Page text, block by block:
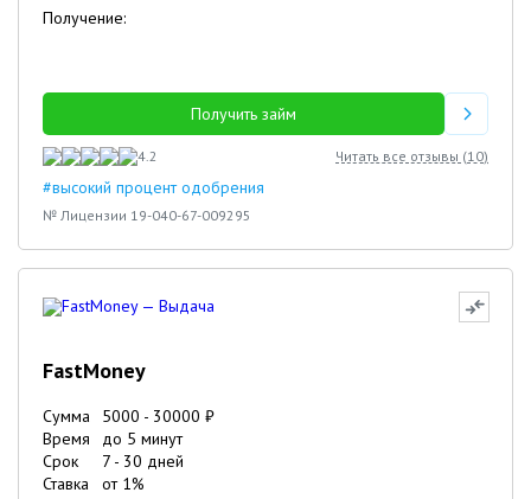
Получение:
Получить займ
4.2 Читать все отзывы (10)
#высокий процент одобрения
№ Лицензии 19-040-67-009295
FastMoney
Сумма 5000 - 30000 ₽
Время
до 5 минут
Срок
7 - 30 дней
Ставка
от 1%